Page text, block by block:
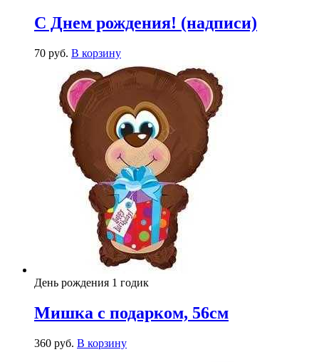
С Днем рождения! (надписи)
70 руб. В корзину
День рождения 1 годик
Мишка с подарком, 56см
360 руб. В корзину